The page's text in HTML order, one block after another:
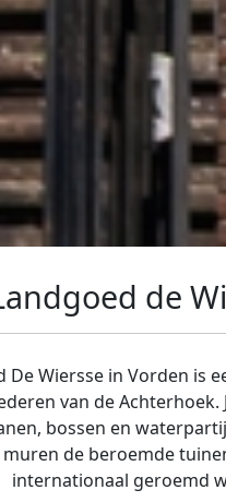
de
De Wiersse in Vorden is
van de Achterhoek.
bossen en
muren de beroemde
internationaal geroemd